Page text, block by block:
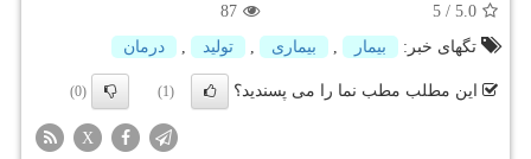
5.0
/
5
87
تگهای خبر:
بیمار بیماری تولید درمان
این مطلب مطب نما را می پسندید؟ (1)
(0)
X